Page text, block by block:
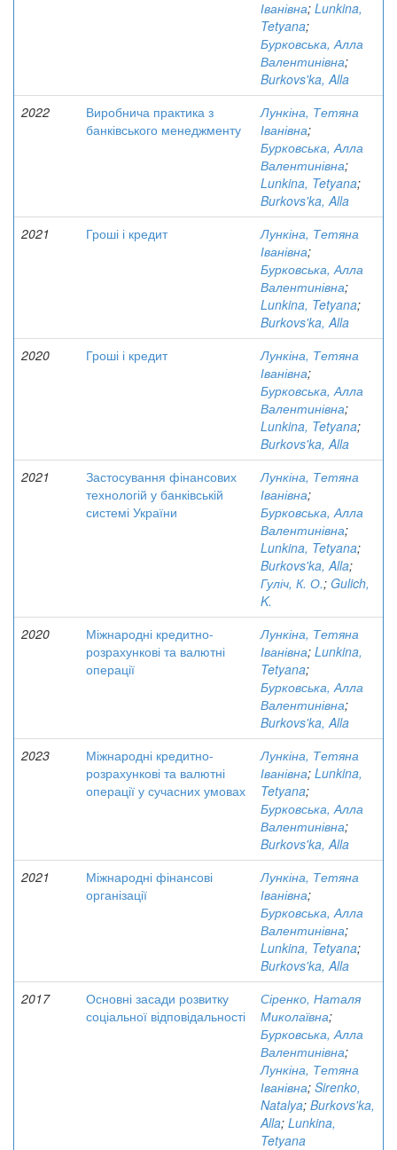
Іванівна; Lunkina,
Tetyana;
Бурковська, Алла
Валентинівна;
Burkovs'ka, Alla
2022
Виробнича практика з
банківського менеджменту
Лункіна, Тетяна
Іванівна;
Бурковська, Алла
Валентинівна;
Lunkina, Tetyana;
Burkovs'ka, Alla
2021
Гроші і кредит
Лункіна, Тетяна
Іванівна;
Бурковська, Алла
Валентинівна;
Lunkina, Tetyana;
Burkovs'ka, Alla
2020
Гроші і кредит
Лункіна, Тетяна
Іванівна;
Бурковська, Алла
Валентинівна;
Lunkina, Tetyana;
Burkovs'ka, Alla
2021
Застосування фінансових
технологій у банківській
системі України
Лункіна, Тетяна
Іванівна;
Бурковська, Алла
Валентинівна;
Lunkina, Tetyana;
Burkovs'ka, Alla;
Гуліч, К. О.; Gulich,
K.
2020
Міжнародні кредитно-
розрахункові та валютні
операції
Лункіна, Тетяна
Іванівна; Lunkina,
Tetyana;
Бурковська, Алла
Валентинівна;
Burkovs'ka, Alla
2023
Міжнародні кредитно-
розрахункові та валютні
операції у сучасних умовах
Лункіна, Тетяна
Іванівна; Lunkina,
Tetyana;
Бурковська, Алла
Валентинівна;
Burkovs'ka, Alla
2021
Міжнародні фінансові
організації
Лункіна, Тетяна
Іванівна;
Бурковська, Алла
Валентинівна;
Lunkina, Tetyana;
Burkovs'ka, Alla
2017
Основні засади розвитку
соціальної відповідальності
Сіренко, Наталя
Миколаївна;
Бурковська, Алла
Валентинівна;
Лункіна, Тетяна
Іванівна; Sirenko,
Natalya; Burkovs'ka,
Alla; Lunkina,
Tetyana